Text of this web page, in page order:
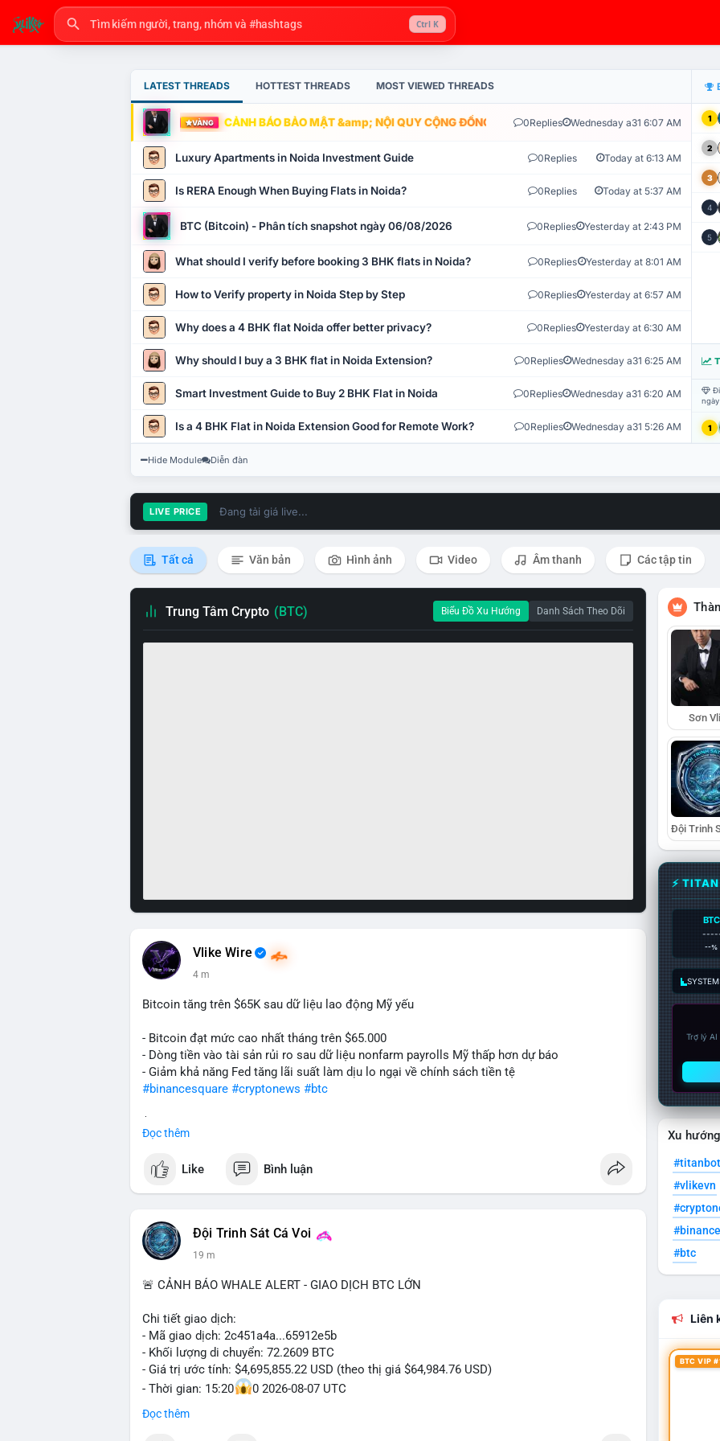
Ctrl K
LATEST THREADS HOTTEST THREADS MOST VIEWED THREADS
VÀNG CẢNH BÁO BẢO MẬT &amp; NỘI QUY CỘNG ĐỒNG VLIKE.VN: HỆ THỐNG GIÁM SÁT TỰ
0Replies Wednesday a31 6:07 AM
Luxury Apartments in Noida Investment Guide 0Replies Today at 6:13 AM
Is RERA Enough When Buying Flats in Noida? 0Replies Today at 5:37 AM
BTC (Bitcoin) - Phân tích snapshot ngày 06/08/2026 0Replies Yesterday at 2:43 PM
What should I verify before booking 3 BHK flats in Noida? 0Replies Yesterday at 8:01 AM
How to Verify property in Noida Step by Step 0Replies Yesterday at 6:57 AM
Why does a 4 BHK flat Noida offer better privacy? 0Replies Yesterday at 6:30 AM
Why should I buy a 3 BHK flat in Noida Extension? 0Replies Wednesday a31 6:25 AM
Smart Investment Guide to Buy 2 BHK Flat in Noida 0Replies Wednesday a31 6:20 AM
Is a 4 BHK Flat in Noida Extension Good for Remote Work? 0Replies Wednesday a31 5:26 AM
1
2
3
4
5
1
Hide Module Diễn đàn
LIVE PRICE Đang tải giá live...
Tất cả Văn bản Hình ảnh Video Âm thanh Các tập tin
Trung Tâm Crypto (BTC) Biểu Đồ Xu Hướng Danh Sách Theo Dõi
Vlike Wire
4 m
Bitcoin tăng trên $65K sau dữ liệu lao động Mỹ yếu
- Bitcoin đạt mức cao nhất tháng trên $65.000
- Dòng tiền vào tài sản rủi ro sau dữ liệu nonfarm payrolls Mỹ thấp hơn dự báo
- Giảm khả năng Fed tăng lãi suất làm dịu lo ngại về chính sách tiền tệ
#binancesquare #cryptonews #btc
📰 Nguồn: Cointelegraph
Đọc thêm
Like Bình luận
Đội Trinh Sát Cá Voi
19 m
🚨 CẢNH BÁO WHALE ALERT - GIAO DỊCH BTC LỚN
Chi tiết giao dịch:
- Mã giao dịch: 2c451a4a...65912e5b
- Khối lượng di chuyển: 72.2609 BTC
- Giá trị ước tính: $4,695,855.22 USD (theo thị giá $64,984.76 USD)
- Thời gian: 15:20
0 2026-08-07 UTC
Nhận định phân tích hành vi của Cá voi dựa trên giao dịch này: Lượng BTC trị giá gần 4,7
Đọc thêm
Sơn
⚡
BTC
--%
Trợ lý
Xu
#titanbot
#vlikevn
#btc
Liên
BTC VIP